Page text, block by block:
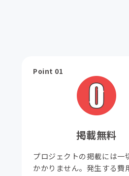
Point 01
掲載無料
プロジェクトの掲載には一
かかりません。発生する費